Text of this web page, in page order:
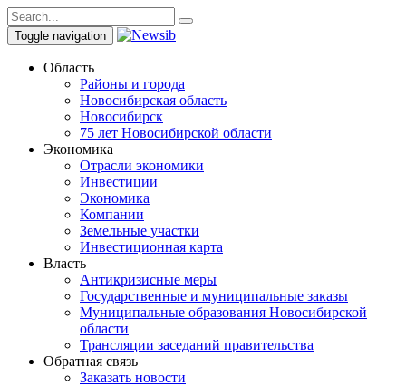
Toggle navigation
Область
Районы и города
Новосибирская область
Новосибирск
75 лет Новосибирской области
Экономика
Отрасли экономики
Инвестиции
Экономика
Компании
Земельные участки
Инвестиционная карта
Власть
Антикризисные меры
Государственные и муниципальные заказы
Муниципальные образования Новосибирской
области
Трансляции заседаний правительства
Обратная связь
Заказать новости